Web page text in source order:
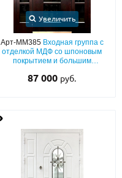
Увеличить
Арт-ММ385 Входная группа с
отделкой МДФ со шпоновым
покрытием и большим
87 000 руб.